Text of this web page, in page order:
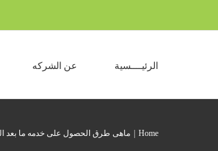
الرئيــــسية عن الشركه
Home ماهى طرق الحصول على خدمه ما بعد